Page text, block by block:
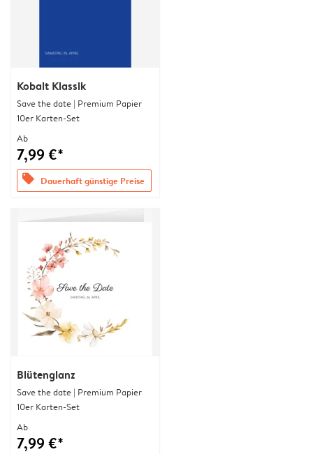
Kobalt Klassik
Save the date | Premium Papier
10er Karten-Set
Ab
7,99 €*
offers Dauerhaft günstige Preise
Blütenglanz
Save the date | Premium Papier
10er Karten-Set
Ab
7,99 €*